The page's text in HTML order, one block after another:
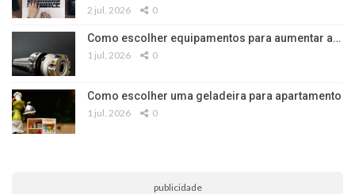
2 jul, 2026 0
Como escolher equipamentos para aumentar a…
1 jul, 2026 0
Como escolher uma geladeira para apartamento
1 jul, 2026 0
publicidade